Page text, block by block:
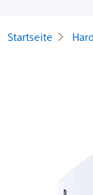
Startseite